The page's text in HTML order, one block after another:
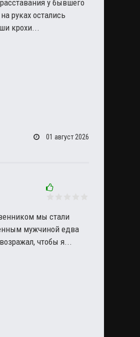
у бывшего
руках остались
крохи...
01 август 2026
мы стали
мужчиной едва
чтобы я...